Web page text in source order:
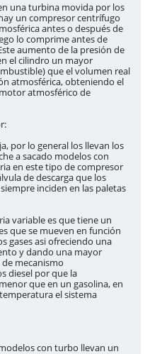
una turbina movida por los
un compresor centrífugo
antes o después de
lo comprime antes de
aumento de la presión de
el cilindro un mayor
que el volumen real
atmosférica, obteniendo el
atmosférico de
por lo general los llevan los
a sacado modelos con
en este tipo de compresor
de descarga que los
inciden en las paletas
variable es que tiene un
que se mueven en función
gases asi ofreciendo una
y dando una mayor
mecanismo
diesel por que la
que en un gasolina, en
el sistema
con turbo llevan un